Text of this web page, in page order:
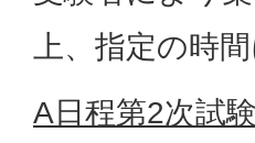
上、指定の時
A日程第2次試